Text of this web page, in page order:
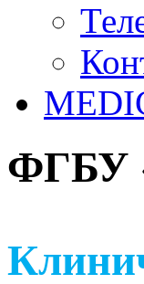
ФГБУ